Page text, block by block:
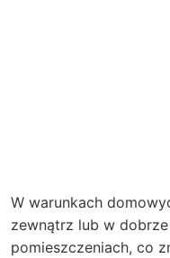
W warunkach
zewnątrz lub w
pomieszczeniach, co